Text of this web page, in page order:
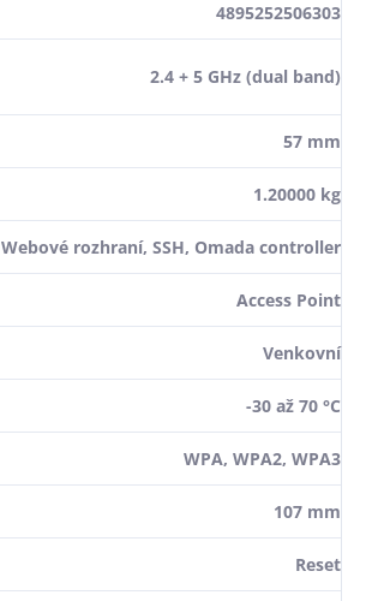
4895252506303
2.4 + 5 GHz (dual band)
57 mm
1.20000 kg
Webové rozhraní, SSH, Omada controller
Access Point
Venkovní
-30 až 70 °C
WPA, WPA2, WPA3
107 mm
Reset